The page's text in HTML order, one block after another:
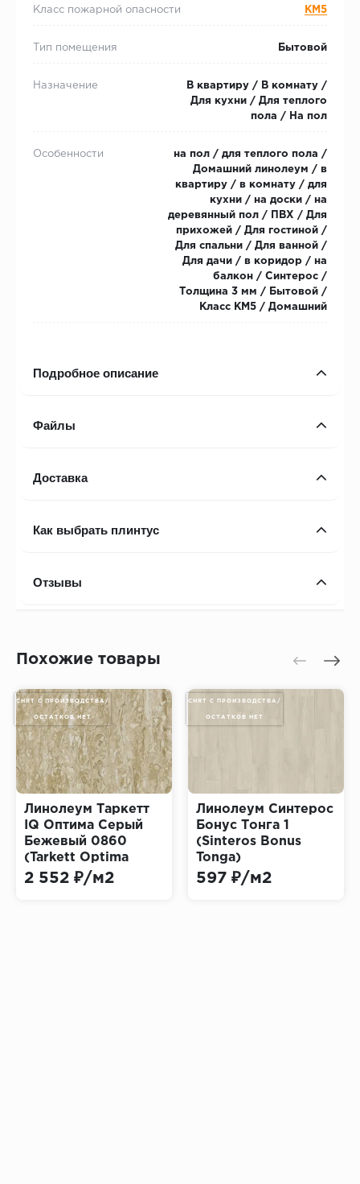
Класс пожарной опасности КМ5
Тип помещения Бытовой
Назначение
В квартиру / В комнату /
Для кухни / Для теплого
пола / На пол
Особенности
на пол / для теплого пола /
Домашний линолеум / в
квартиру / в комнату / для
кухни / на доски / на
деревянный пол / ПВХ / Для
прихожей / Для гостиной /
Для спальни / Для ванной /
Для дачи / в коридор / на
балкон / Синтерос /
Толщина 3 мм / Бытовой /
Класс КМ5 / Домашний
Подробное описание
Файлы
Доставка
Как выбрать плинтус
Отзывы
Похожие товары
СНЯТ С ПРОИЗВОДСТВА/
ОСТАТКОВ НЕТ
Линолеум Таркетт
IQ Оптима Серый
Бежевый 0860
(Tarkett Optima
Grey Beige)
2 552 ₽/м2
СНЯТ С ПРОИЗВОДСТВА/
ОСТАТКОВ НЕТ
Линолеум Синтерос
Бонус Тонга 1
(Sinteros Bonus
Tonga)
597 ₽/м2